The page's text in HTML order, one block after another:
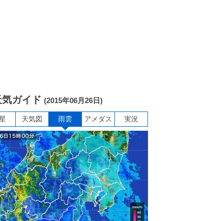
ガイド (2015年06月26日)
天気図 雨雲 アメダス 実況